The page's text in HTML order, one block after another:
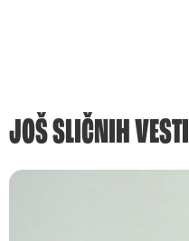
JOŠ SLIČNIH VESTI